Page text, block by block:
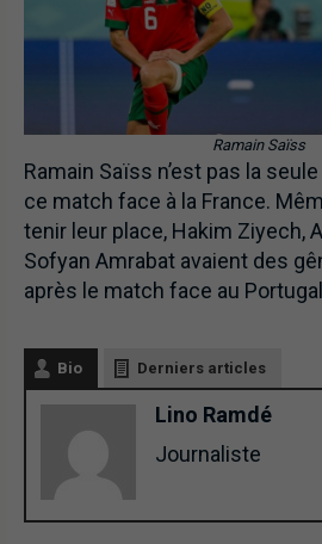
Ramain Saïss
Ramain Saïss n’est pas la
ce match face à la France.
tenir leur place, Hakim Ziyech,
Sofyan Amrabat avaient des
après le match face au
Bio Derniers articles
Lino Ramdé
Journaliste